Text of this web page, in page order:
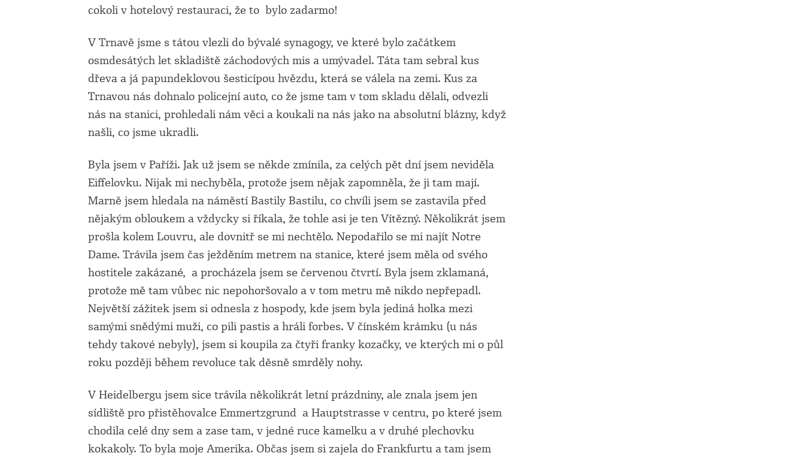
cokoli v hotelový restauraci, že to bylo zadarmo!
V Trnavě jsme s tátou vlezli do bývalé synagogy, ve které bylo začátkem
osmdesátých let skladiště záchodových mis a umývadel. Táta tam sebral kus
dřeva a já papundeklovou šesticípou hvězdu, která se válela na zemi. Kus za
Trnavou nás dohnalo policejní auto, co že jsme tam v tom skladu dělali, odvezli
nás na stanici, prohledali nám věci a koukali na nás jako na absolutní blázny, když
našli, co jsme ukradli.
Byla jsem v Paříži. Jak už jsem se někde zmínila, za celých pět dní jsem neviděla
Eiffelovku. Nijak mi nechyběla, protože jsem nějak zapomněla, že ji tam mají.
Marně jsem hledala na náměstí Bastily Bastilu, co chvíli jsem se zastavila před
nějakým obloukem a vždycky si říkala, že tohle asi je ten Vítězný. Několikrát jsem
prošla kolem Louvru, ale dovnitř se mi nechtělo. Nepodařilo se mi najít Notre
Dame. Trávila jsem čas ježděním metrem na stanice, které jsem měla od svého
hostitele zakázané, a procházela jsem se červenou čtvrtí. Byla jsem zklamaná,
protože mě tam vůbec nic nepohoršovalo a v tom metru mě nikdo nepřepadl.
Největší zážitek jsem si odnesla z hospody, kde jsem byla jediná holka mezi
samými snědými muži, co pili pastis a hráli forbes. V čínském krámku (u nás
tehdy takové nebyly), jsem si koupila za čtyři franky kozačky, ve kterých mi o půl
roku později během revoluce tak děsně smrděly nohy.
V Heidelbergu jsem sice trávila několikrát letní prázdniny, ale znala jsem jen
sídliště pro přistěhovalce Emmertzgrund a Hauptstrasse v centru, po které jsem
chodila celé dny sem a zase tam, v jedné ruce kamelku a v druhé plechovku
kokakoly. To byla moje Amerika. Občas jsem si zajela do Frankfurtu a tam jsem